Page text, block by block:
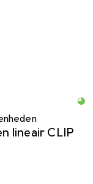
lineair CLIP